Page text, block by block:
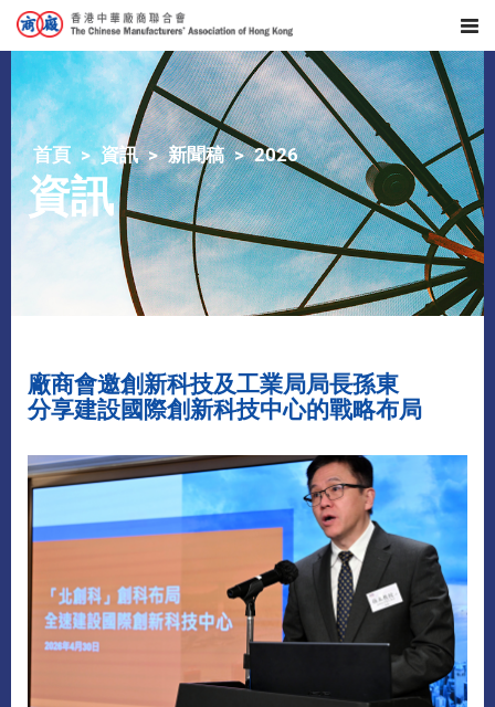
首頁 資訊 新聞稿 2026
資訊
廠商會邀創新科技及工業局局長孫東
分享建設國際創新科技中心的戰略布局